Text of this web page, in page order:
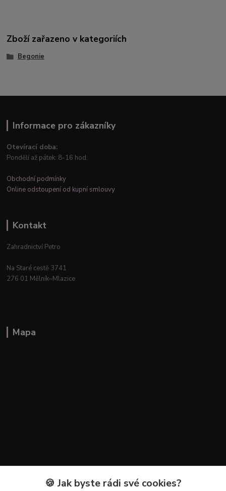
Zboží zařazeno v kategoriích
Begonie
Informace pro zákazníky
Otevírací doba:
Pondělí až pátek: 8-16 hod.
Obchodní podmínky
Online odstoupení od kupní smlouvy
Kontakt
Zahradnictví Petro
Na Staré cestě 3741
276 01 Mělník–Mlazice
Mapa
Kontakty🍪 Jak byste rádi své cookies?